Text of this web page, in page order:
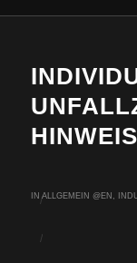
/
IN ALLGEMEIN @EN ,
/